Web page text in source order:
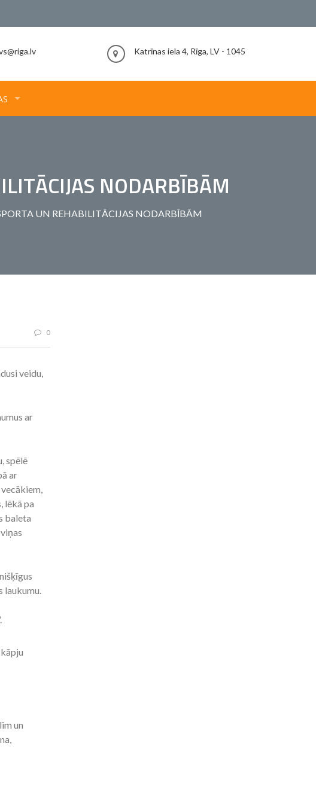
Katrīnas iela 4, Rīga, LV - 1045
NODARBĪBĀM
UN REHABILITĀCIJAS NODARBĪBĀM
0
veidu,
ar
spēlē
ar
lēkā pa
baleta
laukumu.
un